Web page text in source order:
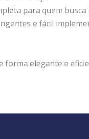
para quem
e fácil
forma elegante e